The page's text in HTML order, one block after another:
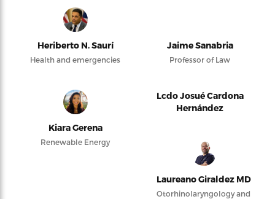
Heriberto N. Saurí
Health and emergencies
Jaime Sanabria
Professor of Law
Kiara Gerena
Renewable Energy
Lcdo Josué Cardona
Hernández
Laureano Giraldez MD
Otorhinolaryngology and